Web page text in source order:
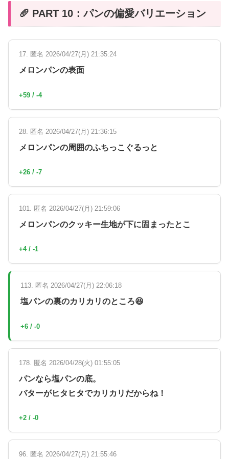
🥖 PART 10：パンの偏愛バリエーション
17. 匿名 2026/04/27(月) 21:35:24
メロンパンの表面
+59 / -4
28. 匿名 2026/04/27(月) 21:36:15
メロンパンの周囲のふちっこぐるっと
+26 / -7
101. 匿名 2026/04/27(月) 21:59:06
メロンパンのクッキー生地が下に固まったとこ
+4 / -1
113. 匿名 2026/04/27(月) 22:06:18
塩パンの裏のカリカリのところ😆
+6 / -0
178. 匿名 2026/04/28(火) 01:55:05
パンなら塩パンの底。
バターがヒタヒタでカリカリだからね！
+2 / -0
96. 匿名 2026/04/27(月) 21:55:46